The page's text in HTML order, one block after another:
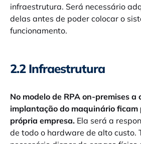
infraestrutura. Será necessário
delas antes de poder colocar o
funcionamento.
2.2 Infraestrutura
No modelo de RPA on-premises a
implantação do maquinário ficam
própria empresa. Ela será a
de todo o hardware de alto custo.